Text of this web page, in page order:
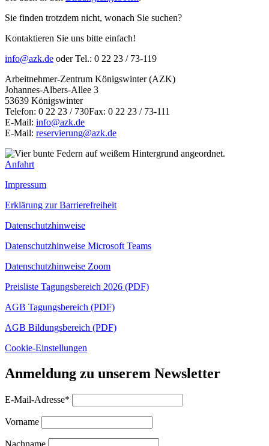
Sie finden trotzdem nicht, wonach Sie suchen?
Kontaktieren Sie uns bitte einfach!
info@azk.de oder Tel.: 0 22 23 / 73-119
Arbeitnehmer-Zentrum Königswinter (AZK)
Johannes-Albers-Allee 3
53639 Königswinter
Telefon: 0 22 23 / 730Fax: 0 22 23 / 73-111
E-Mail: info@azk.de
E-Mail: reservierung@azk.de
Anfahrt
Impressum
Erklärung zur Barrierefreiheit
Datenschutzhinweise
Datenschutzhinweise Microsoft Teams
Datenschutzhinweise Zoom
Preisliste Tagungsbereich 2026 (PDF)
AGB Tagungsbereich (PDF)
AGB Bildungsbereich (PDF)
Cookie-Einstellungen
Anmeldung zu unserem Newsletter
E-Mail-Adresse*
Vorname
Nachname